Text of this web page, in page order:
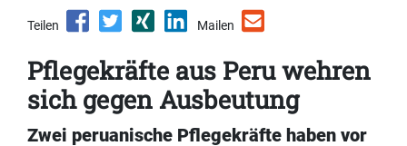
Teilen Mailen
Pflegekräfte aus Peru wehren
sich gegen Ausbeutung
Zwei peruanische Pflegekräfte haben vor